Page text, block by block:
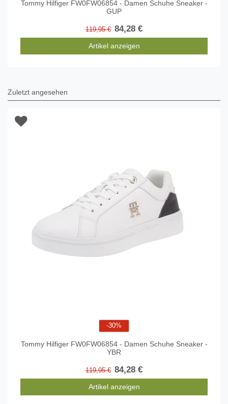
Tommy Hilfiger FW0FW06854 - Damen Schuhe Sneaker -
GUP
119,95 € 84,28 €
Artikel anzeigen
Zuletzt angesehen
-30%
Tommy Hilfiger FW0FW06854 - Damen Schuhe Sneaker -
YBR
119,95 € 84,28 €
Artikel anzeigen